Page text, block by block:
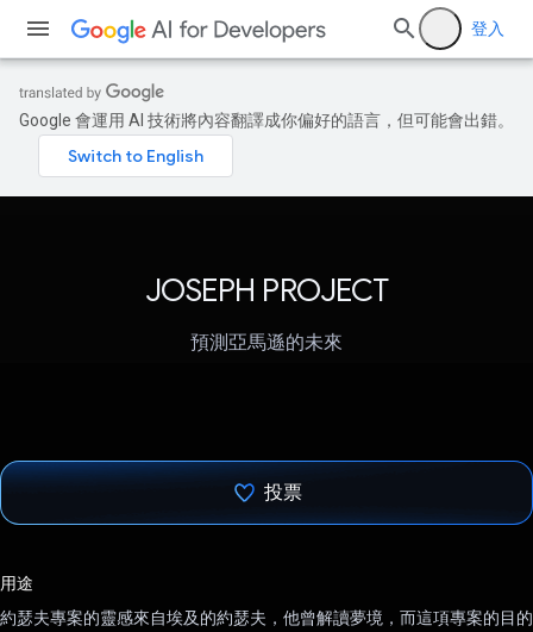
登入
Google 會運用 AI 技術將內容翻譯成你偏好的語言，但可能會出錯。
JOSEPH PROJECT
預測亞馬遜的未來
投票
用途
約瑟夫專案的靈感來自埃及的約瑟夫，他曾解讀夢境，而這項專案的目的